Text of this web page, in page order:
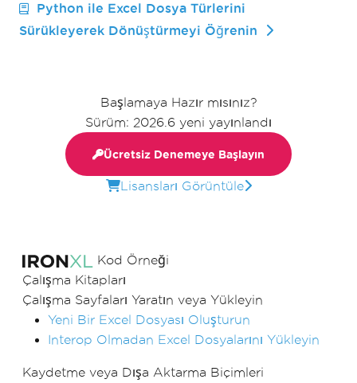
Kod Örneği
Çalışma Kitapları
Çalışma Sayfaları Yaratın veya Yükleyin
Yeni Bir Excel Dosyası Oluşturun
Interop Olmadan Excel Dosyalarını Yükleyin
Kaydetme veya Dışa Aktarma Biçimleri
Python ile Excel Dosya Türlerini
Sürükleyerek Dönüştürmeyi Öğrenin
Başlamaya Hazır mısınız?
Sürüm: 2026.6 yeni yayınlandı
Ücretsiz Denemeye Başlayın
Lisansları Görüntüle